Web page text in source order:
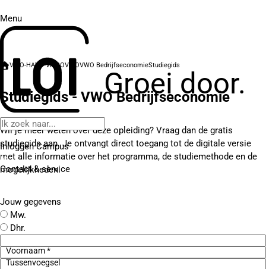
Menu
Groei door.
Inloggen Campus
Contact& service
VWO-HAVO-VMBOVWOVWO BedrijfseconomieStudiegids
Studiegids - VWO Bedrijfseconomie
Wil je meer weten over deze opleiding? Vraag dan de gratis
studiegids aan. Je ontvangt direct toegang tot de digitale versie
met alle informatie over het programma, de studiemethode en de
mogelijkheden.
Jouw gegevens
Mw.
Dhr.
Voornaam *
Tussenvoegsel